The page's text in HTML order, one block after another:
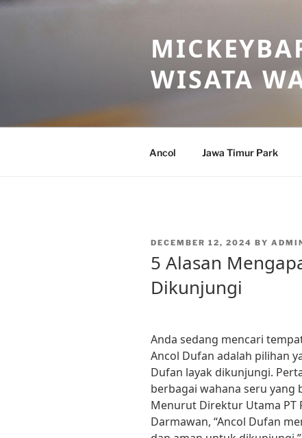
Skip
WISATA
Ancol Jawa Timur Park
POSTED
DECEMBER 12, 2024 BY
5 Alasan
Dikunjungi
Anda sedang mencari
Ancol Dufan adalah pilihan
Dufan layak dikunjungi.
berbagai wahana seru yang
Menurut Direktur Utama PT
Darmawan, “Ancol Dufan